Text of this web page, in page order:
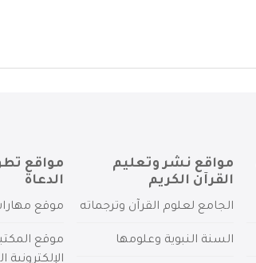
مواقع نشر وتعليم
القرآن الكريم
الجامع لعلوم القرآن وترجماته
السنة النبوية وعلومها
مواقع
الدعاة
موقع
موقع
الإلكترونية